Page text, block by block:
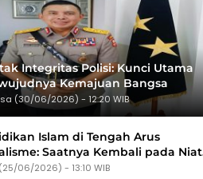
Integritas Polisi: Kunci Utama
Kemajuan Bangsa
(30/06/2026) - 12:20 WIB
Islam di Tengah Arus
Saatnya Kembali pada Niat
06/2026) - 13:10 WIB